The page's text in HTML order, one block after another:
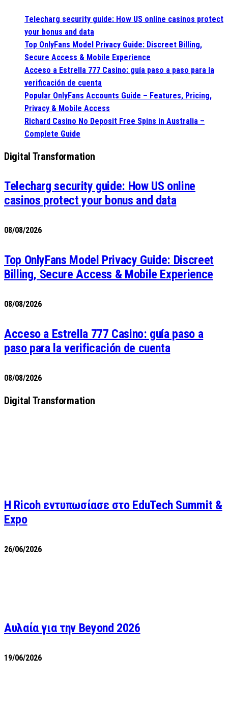
Telecharg security guide: How US online casinos protect
your bonus and data
Top OnlyFans Model Privacy Guide: Discreet Billing,
Secure Access & Mobile Experience
Acceso a Estrella 777 Casino: guía paso a paso para la
verificación de cuenta
Popular OnlyFans Accounts Guide – Features, Pricing,
Privacy & Mobile Access
Richard Casino No Deposit Free Spins in Australia –
Complete Guide
Digital Transformation
Telecharg security guide: How US online
casinos protect your bonus and data
08/08/2026
Top OnlyFans Model Privacy Guide: Discreet
Billing, Secure Access & Mobile Experience
08/08/2026
Acceso a Estrella 777 Casino: guía paso a
paso para la verificación de cuenta
08/08/2026
Digital Transformation
Η Ricoh εντυπωσίασε στο EduTech Summit &
Expo
26/06/2026
Αυλαία για την Beyond 2026
19/06/2026